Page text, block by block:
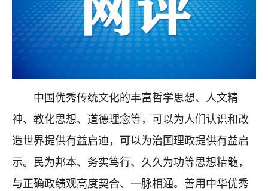
中国优秀传统文化的丰富哲学思想、人文精
神、教化思想、道德理念等，可以为人们认识和改
造世界提供有益启迪，可以为治国理政提供有益启
示。民为邦本、务实笃行、久久为功等思想精髓，
与正确政绩观高度契合、一脉相通。善用中华优秀